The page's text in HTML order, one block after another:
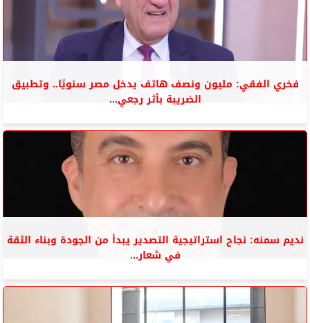
فخري الفقي: مليون ونصف هاتف يدخل مصر سنويًا.. وتطبيق
الضريبة بأثر رجعي...
نديم سمنه: نجاح استراتيجية التصدير يبدأ من الجودة وبناء الثقة
في شعار...